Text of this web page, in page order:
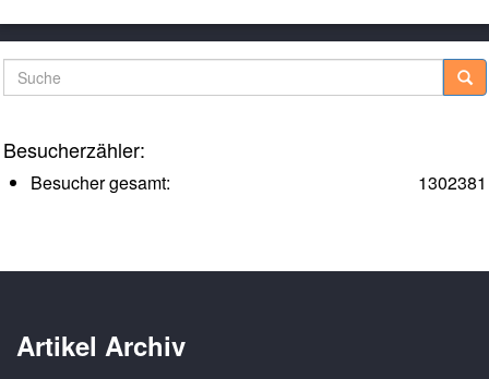
Suche
Besucherzähler:
1302381
Besucher gesamt:
Artikel Archiv